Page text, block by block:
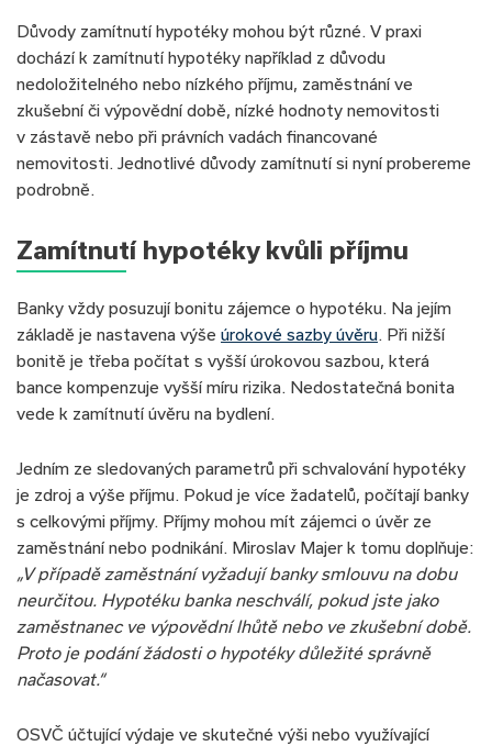
Důvody zamítnutí hypotéky mohou být různé. V praxi
dochází k zamítnutí hypotéky například z důvodu
nedoložitelného nebo nízkého příjmu, zaměstnání ve
zkušební či výpovědní době, nízké hodnoty nemovitosti
v zástavě nebo při právních vadách financované
nemovitosti. Jednotlivé důvody zamítnutí si nyní probereme
podrobně.
Zamítnutí hypotéky kvůli příjmu
Banky vždy posuzují bonitu zájemce o hypotéku. Na jejím
základě je nastavena výše úrokové sazby úvěru. Při nižší
bonitě je třeba počítat s vyšší úrokovou sazbou, která
bance kompenzuje vyšší míru rizika. Nedostatečná bonita
vede k zamítnutí úvěru na bydlení.
Jedním ze sledovaných parametrů při schvalování hypotéky
je zdroj a výše příjmu. Pokud je více žadatelů, počítají banky
s celkovými příjmy. Příjmy mohou mít zájemci o úvěr ze
zaměstnání nebo podnikání. Miroslav Majer k tomu doplňuje:
„V případě zaměstnání vyžadují banky smlouvu na dobu
neurčitou. Hypotéku banka neschválí, pokud jste jako
zaměstnanec ve výpovědní lhůtě nebo ve zkušební době.
Proto je podání žádosti o hypotéky důležité správně
načasovat.“
OSVČ účtující výdaje ve skutečné výši nebo využívající